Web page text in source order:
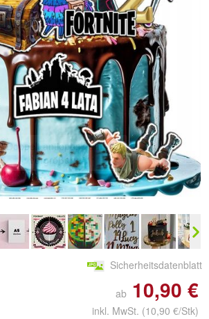
Doppelt antippen zum
vergrößern
Sicherheitsdatenblatt
ab 10,90 €
inkl. MwSt. (10,90 €/Stk)